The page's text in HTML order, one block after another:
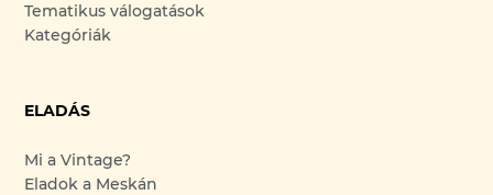
Tematikus válogatások
Kategóriák
ELADÁS
Mi a Vintage?
Eladok a Meskán